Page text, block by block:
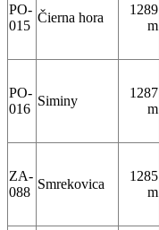
PO-
015
Čierna hora
1289
m
PO-
016
Siminy
1287
m
ZA-
088
Smrekovica
1285
m